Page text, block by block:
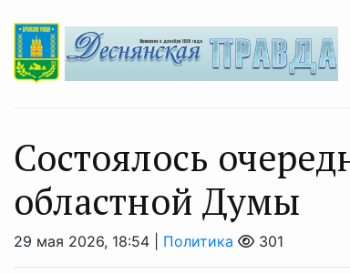
Состоялось
областной Думы
29 мая 2026, 18:54 | Политика 301